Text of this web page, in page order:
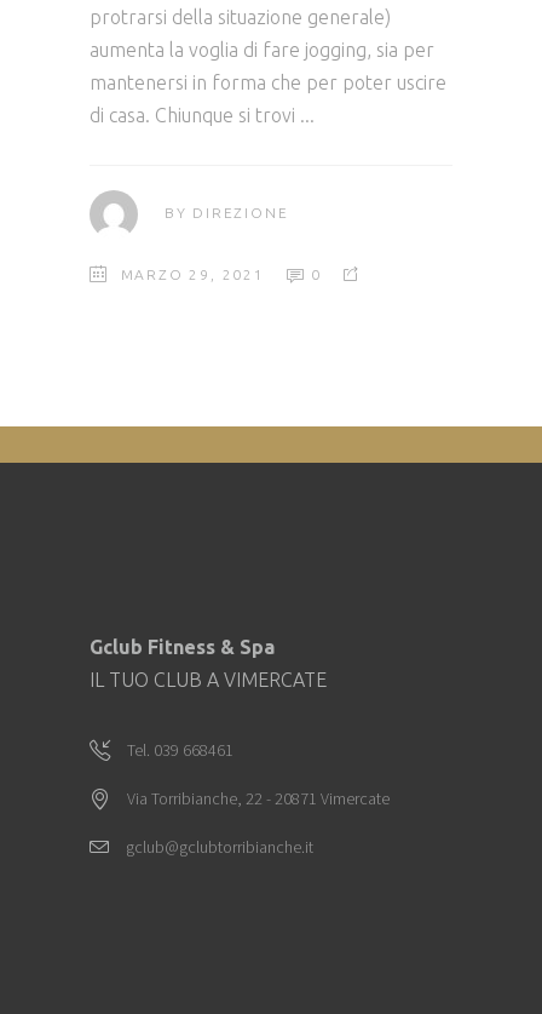
protrarsi della situazione generale)
aumenta la voglia di fare jogging, sia per
mantenersi in forma che per poter uscire
di casa. Chiunque si trovi
BY DIREZIONE
MARZO 29, 2021 0
Gclub Fitness & Spa
IL TUO CLUB A VIMERCATE
Tel. 039 668461
Via Torribianche, 22 - 20871 Vimercate
gclub@gclubtorribianche.it